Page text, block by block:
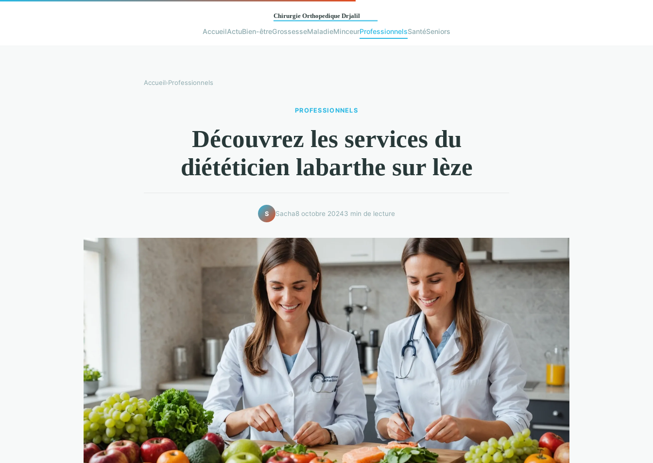
AccueilActuBien-êtreGrossesseMaladieMinceurProfessionnelsSantéSeniors
Accueil›Professionnels
PROFESSIONNELS
Découvrez les services du
diététicien labarthe sur lèze
S Sacha8 octobre 20243 min de lecture